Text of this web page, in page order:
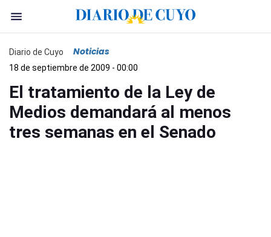
Diario de Cuyo Noticias
18 de septiembre de 2009 - 00:00
El tratamiento de la Ley de
Medios demandará al menos
tres semanas en el Senado